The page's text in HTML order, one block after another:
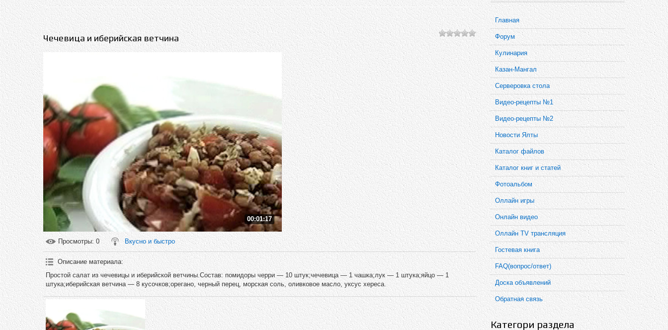
Чечевица и иберийская ветчина
00:01:17
Просмотры: 0 Вкусно и быстро
Описание материала:
Простой салат из чечевицы и иберийской ветчины.Состав: помидоры черри — 10 штук;чечевица — 1 чашка;лук — 1 штука;яйцо — 1
штука;иберийская ветчина — 8 кусочков;орегано, черный перец, морская соль, оливковое масло, уксус хереса.
Главная
Форум
Кулинария
Казан-Мангал
Серверовка стола
Видео-рецепты №1
Видео-рецепты №2
Новости Ялты
Каталог файлов
Каталог книг и статей
Фотоальбом
Оллайн игры
Онлайн видео
Оллайн TV трансляция
Гостевая книга
FAQ(вопрос/ответ)
Доска объявлений
Обратная связь
Категори раздела